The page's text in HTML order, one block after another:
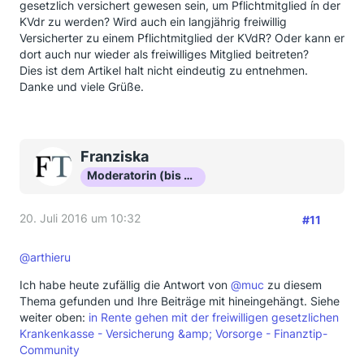
gesetzlich versichert gewesen sein, um Pflichtmitglied ín der
KVdr zu werden? Wird auch ein langjährig freiwillig
Versicherter zu einem Pflichtmitglied der KVdR? Oder kann er
dort auch nur wieder als freiwilliges Mitglied beitreten?
Dies ist dem Artikel halt nicht eindeutig zu entnehmen.
Danke und viele Grüße.
Franziska
Moderatorin (bis Okt 16)
20. Juli 2016 um 10:32 #11
@arthieru
Ich habe heute zufällig die Antwort von @muc zu diesem
Thema gefunden und Ihre Beiträge mit hineingehängt. Siehe
weiter oben: in Rente gehen mit der freiwilligen gesetzlichen
Krankenkasse - Versicherung &amp; Vorsorge - Finanztip-
Community